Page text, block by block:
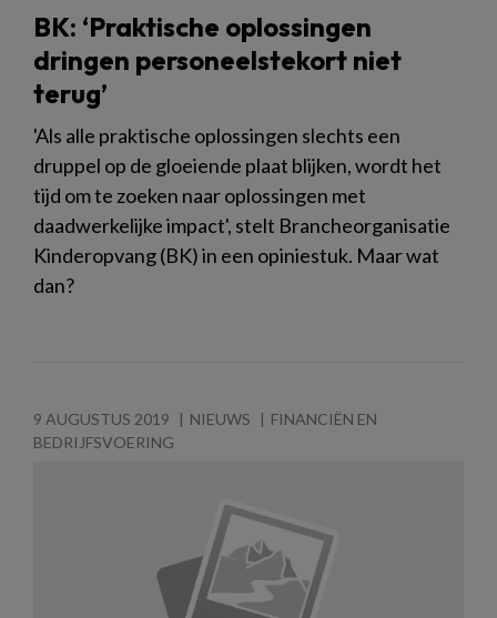
BK: ‘Praktische oplossingen
dringen personeelstekort niet
terug’
'Als alle praktische oplossingen slechts een
druppel op de gloeiende plaat blijken, wordt het
tijd om te zoeken naar oplossingen met
daadwerkelijke impact', stelt Brancheorganisatie
Kinderopvang (BK) in een opiniestuk. Maar wat
dan?
9 AUGUSTUS 2019 NIEUWS
FINANCIËN EN
BEDRIJFSVOERING